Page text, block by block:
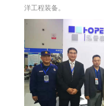
洋工程装备。